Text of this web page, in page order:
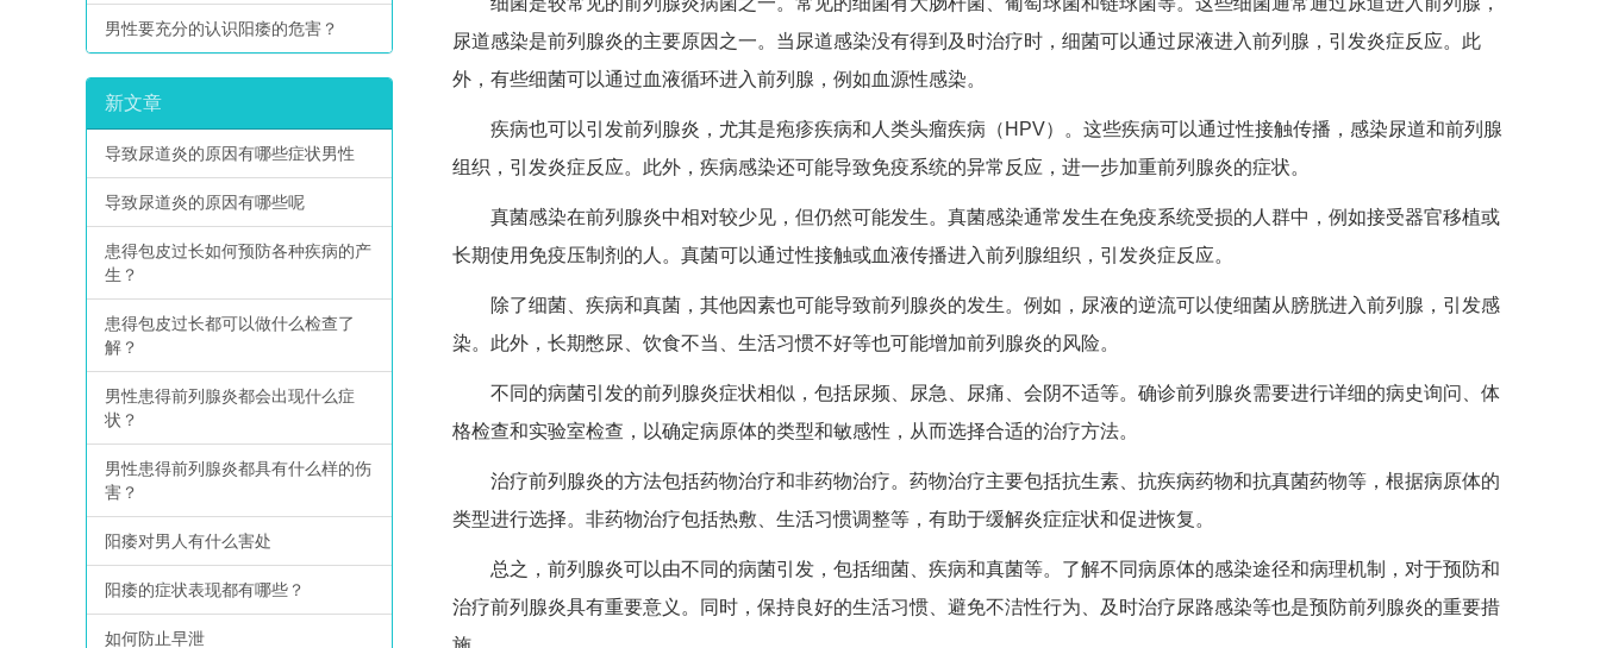
男性要充分的认识阳痿的危害？
新文章
导致尿道炎的原因有哪些症状男性
导致尿道炎的原因有哪些呢
患得包皮过长如何预防各种疾病的产
生？
患得包皮过长都可以做什么检查了
解？
男性患得前列腺炎都会出现什么症
状？
男性患得前列腺炎都具有什么样的伤
害？
阳痿对男人有什么害处
阳痿的症状表现都有哪些？
如何防止早泄
尿道感染是前列腺炎的主要原因之一。当尿道感染没有得到及时治疗时，细菌可以通过尿液进入前列腺，引发炎症反应。此
外，有些细菌可以通过血液循环进入前列腺，例如血源性感染。
疾病也可以引发前列腺炎，尤其是疱疹疾病和人类头瘤疾病（HPV）。这些疾病可以通过性接触传播，感染尿道和前列腺
组织，引发炎症反应。此外，疾病感染还可能导致免疫系统的异常反应，进一步加重前列腺炎的症状。
真菌感染在前列腺炎中相对较少见，但仍然可能发生。真菌感染通常发生在免疫系统受损的人群中，例如接受器官移植或
长期使用免疫压制剂的人。真菌可以通过性接触或血液传播进入前列腺组织，引发炎症反应。
除了细菌、疾病和真菌，其他因素也可能导致前列腺炎的发生。例如，尿液的逆流可以使细菌从膀胱进入前列腺，引发感
染。此外，长期憋尿、饮食不当、生活习惯不好等也可能增加前列腺炎的风险。
不同的病菌引发的前列腺炎症状相似，包括尿频、尿急、尿痛、会阴不适等。确诊前列腺炎需要进行详细的病史询问、体
格检查和实验室检查，以确定病原体的类型和敏感性，从而选择合适的治疗方法。
治疗前列腺炎的方法包括药物治疗和非药物治疗。药物治疗主要包括抗生素、抗疾病药物和抗真菌药物等，根据病原体的
类型进行选择。非药物治疗包括热敷、生活习惯调整等，有助于缓解炎症症状和促进恢复。
总之，前列腺炎可以由不同的病菌引发，包括细菌、疾病和真菌等。了解不同病原体的感染途径和病理机制，对于预防和
治疗前列腺炎具有重要意义。同时，保持良好的生活习惯、避免不洁性行为、及时治疗尿路感染等也是预防前列腺炎的重要措